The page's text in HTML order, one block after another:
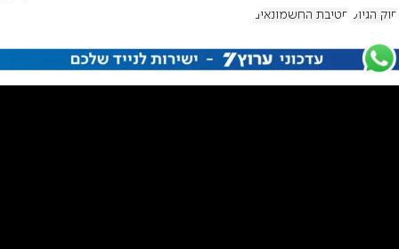
חוק הגיוס חטיבת החשמונאים